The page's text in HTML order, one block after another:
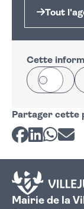
Tout
Cette
Oui
Partager cette
Partager sur
Partager
Mairie de la